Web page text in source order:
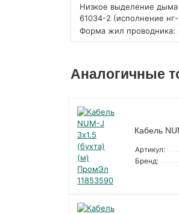
Низкое выделение дыма
61034-2 (исполнение нг-
Форма жил проводника:
Аналогичные
Кабель
Артикул:
Бренд: